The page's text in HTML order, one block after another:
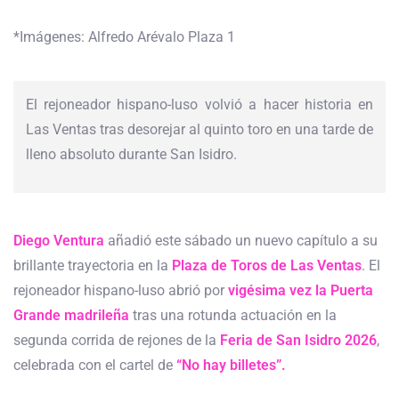
*Imágenes: Alfredo Arévalo Plaza 1
El rejoneador hispano-luso volvió a hacer historia en
Las Ventas tras desorejar al quinto toro en una tarde de
lleno absoluto durante San Isidro.
Diego Ventura añadió este sábado un nuevo capítulo a su
brillante trayectoria en la Plaza de Toros de Las Ventas. El
rejoneador hispano-luso abrió por vigésima vez la Puerta
Grande madrileña tras una rotunda actuación en la
segunda corrida de rejones de la Feria de San Isidro 2026,
celebrada con el cartel de “No hay billetes”.